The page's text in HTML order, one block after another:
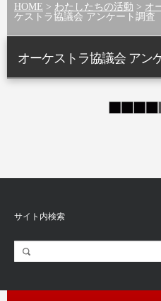
HOME > わたしたちの活動 > オ
ケストラ協議会 アンケート調査
オーケストラ協議会 アン
サイト内検索